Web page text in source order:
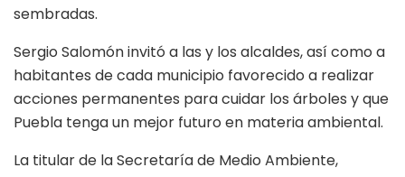
sembradas.
Sergio Salomón invitó a las y los alcaldes, así como a
habitantes de cada municipio favorecido a realizar
acciones permanentes para cuidar los árboles y que
Puebla tenga un mejor futuro en materia ambiental.
La titular de la Secretaría de Medio Ambiente,